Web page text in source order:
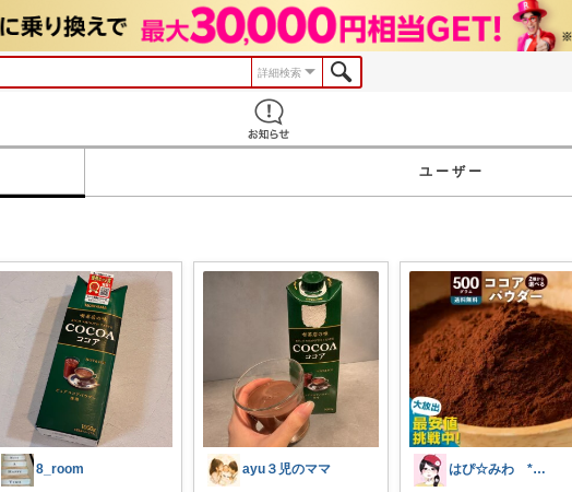
詳細検索
ユーザー
8_room ayu３児のママ はぴ☆みわ *美容と健康・時短＆キッズ*